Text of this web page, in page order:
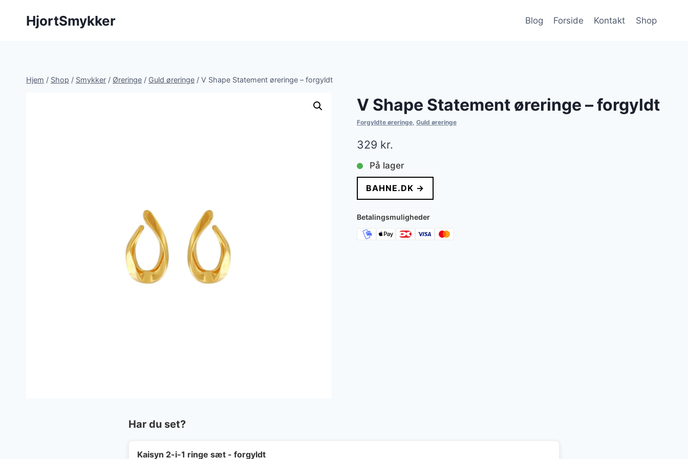
HjortSmykker Blog Forside Kontakt Shop
Hjem / Shop / Smykker / Øreringe / Guld øreringe / V Shape Statement øreringe – forgyldt
V Shape Statement øreringe – forgyldt
Forgyldte øreringe, Guld øreringe
329 kr.
På lager
BAHNE.DK →
Betalingsmuligheder
Har du set?
Kaisyn 2-i-1 ringe sæt - forgyldt